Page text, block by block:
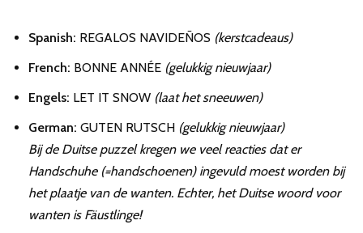
Spanish: REGALOS NAVIDEÑOS (kerstcadeaus)
French: BONNE ANNÉE (gelukkig nieuwjaar)
Engels: LET IT SNOW (laat het sneeuwen)
German: GUTEN RUTSCH (gelukkig nieuwjaar)
Bij de Duitse puzzel kregen we veel reacties dat er
Handschuhe (=handschoenen) ingevuld moest worden bij
het plaatje van de wanten. Echter, het Duitse woord voor
wanten is Fäustlinge!